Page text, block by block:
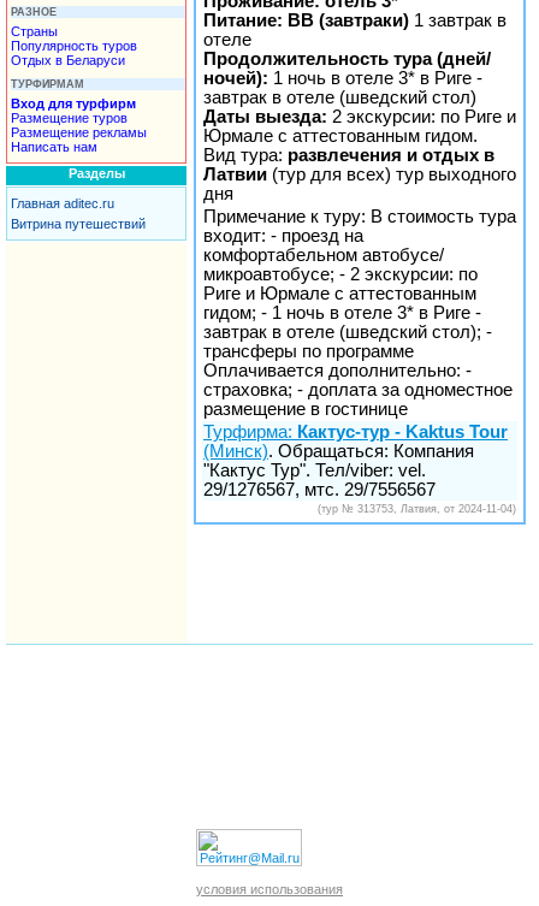
РАЗНОЕ
Страны
Популярность туров
Отдых в Беларуси
ТУРФИРМАМ
Вход для турфирм
Размещение туров
Размещение рекламы
Написать нам
Разделы
Главная aditec.ru
Витрина путешествий
Питание: BB (завтраки) 1 завтрак в
отеле
Продолжительность тура (дней/
ночей): 1 ночь в отеле 3* в Риге -
завтрак в отеле (шведский стол)
Даты выезда: 2 экскурсии: по Риге и
Юрмале с аттестованным гидом.
Вид тура: развлечения и отдых в
Латвии (тур для всех) тур выходного
дня
Примечание к туру: В стоимость тура
входит: - проезд на
комфортабельном автобусе/
микроавтобусе; - 2 экскурсии: по
Риге и Юрмале с аттестованным
гидом; - 1 ночь в отеле 3* в Риге -
завтрак в отеле (шведский стол); -
трансферы по программе
Оплачивается дополнительно: -
страховка; - доплата за одноместное
размещение в гостинице
Турфирма: Кактус-тур - Kaktus Tour
(Минск). Обращаться: Компания
"Кактус Тур". Тел/viber: vel.
29/1276567, мтс. 29/7556567
(тур № 313753, Латвия, от 2024-11-04)
условия использования